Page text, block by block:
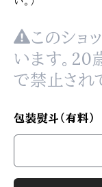
このショ
います。
で禁止され
包装熨斗（有料）